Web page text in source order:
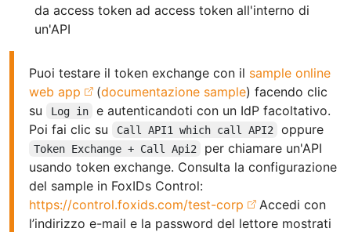
da access token ad access token all'interno di
un'API
Puoi testare il token exchange con il sample online
web app
(documentazione sample) facendo clic
su
Log in
e autenticandoti con un IdP facoltativo.
Poi fai clic su
Call API1 which call API2 oppure
Token Exchange + Call Api2
per chiamare un'API
usando token exchange. Consulta la configurazione
del sample in FoxIDs Control:
https://control.foxids.com/test-corp
Accedi con
l’indirizzo e-mail e la password del lettore mostrati